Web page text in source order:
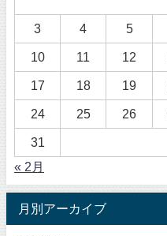
3 4 5
10 11 12
17 18 19
24 25 26
31
« 2月
月別アーカイブ